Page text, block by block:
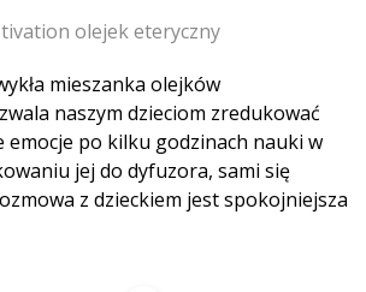
olejek eteryczny
mieszanka olejków
naszym dzieciom zredukować
emocje po kilku godzinach nauki w
jej do dyfuzora, sami się
z dzieckiem jest spokojniejsza